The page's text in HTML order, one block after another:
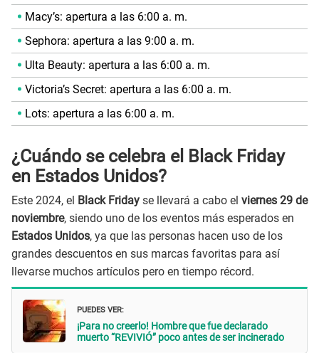
Macy’s: apertura a las 6:00 a. m.
Sephora: apertura a las 9:00 a. m.
Ulta Beauty: apertura a las 6:00 a. m.
Victoria’s Secret: apertura a las 6:00 a. m.
Lots: apertura a las 6:00 a. m.
¿Cuándo se celebra el Black Friday
en Estados Unidos?
Este 2024, el Black Friday se llevará a cabo el viernes 29 de
noviembre, siendo uno de los eventos más esperados en
Estados Unidos, ya que las personas hacen uso de los
grandes descuentos en sus marcas favoritas para así
llevarse muchos artículos pero en tiempo récord.
PUEDES VER:
¡Para no creerlo! Hombre que fue declarado
muerto “REVIVIÓ” poco antes de ser incinerado